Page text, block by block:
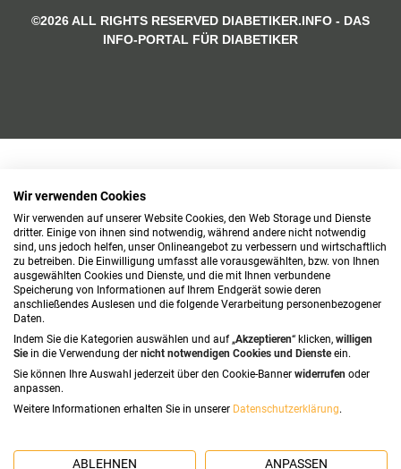
©2026 ALL RIGHTS RESERVED DIABETIKER.INFO - DAS
INFO-PORTAL FÜR DIABETIKER
Wir verwenden Cookies
Wir verwenden auf unserer Website Cookies, den Web Storage und Dienste
dritter. Einige von ihnen sind notwendig, während andere nicht notwendig
sind, uns jedoch helfen, unser Onlineangebot zu verbessern und wirtschaftlich
zu betreiben. Die Einwilligung umfasst alle vorausgewählten, bzw. von Ihnen
ausgewählten Cookies und Dienste, und die mit Ihnen verbundene
Speicherung von Informationen auf Ihrem Endgerät sowie deren
anschließendes Auslesen und die folgende Verarbeitung personenbezogener
Daten.
Indem Sie die Kategorien auswählen und auf „Akzeptieren“ klicken, willigen
Sie in die Verwendung der nicht notwendigen Cookies und Diensteein.
Sie können Ihre Auswahl jederzeit über den Cookie-Banner widerrufen oder
anpassen.
Weitere Informationen erhalten Sie in unserer Datenschutzerklärung.
ABLEHNEN ANPASSEN